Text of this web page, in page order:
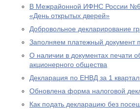
В Межрайонной ИФНС России №6
«День открытых дверей»
Добровольное декларирование
Заполняем платежный документ
О наличии в документах печати
акционерного общества
Декларация по ЕНВД за 1
Обновлена форма налоговой
Как подать декларацию без